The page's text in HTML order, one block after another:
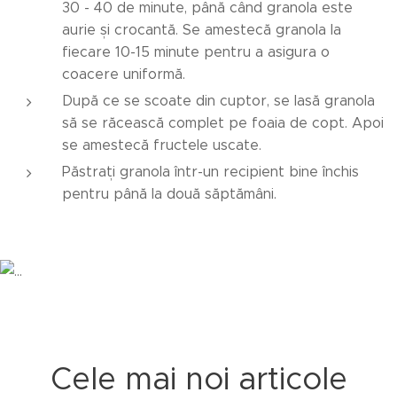
30 - 40 de minute, până când granola este
aurie și crocantă. Se amestecă granola la
fiecare 10-15 minute pentru a asigura o
coacere uniformă.
După ce se scoate din cuptor, se lasă granola
să se răcească complet pe foaia de copt. Apoi
se amestecă fructele uscate.
Păstrați granola într-un recipient bine închis
pentru până la două săptămâni.
Cele mai noi articole